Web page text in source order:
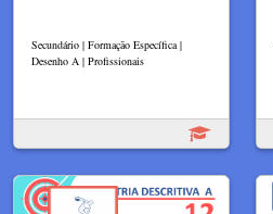
Secundário | Formação Específica |
Desenho A | Profissionais